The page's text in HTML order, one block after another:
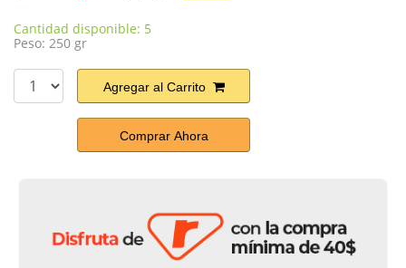
Cantidad disponible: 5
Peso: 250 gr
Agregar al Carrito
Comprar Ahora